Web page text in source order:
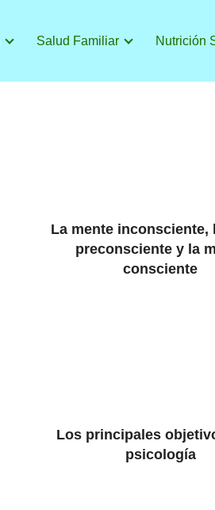
Salud Familiar Nutrición
La mente inconsciente,
preconsciente y la
consciente
Los principales
psicología